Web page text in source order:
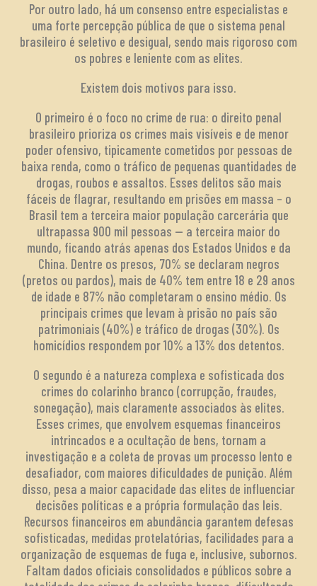
Por outro lado, há um consenso entre especialistas e
uma forte percepção pública de que o sistema penal
brasileiro é seletivo e desigual, sendo mais rigoroso com
os pobres e leniente com as elites.
Existem dois motivos para isso.
O primeiro é o foco no crime de rua: o direito penal
brasileiro prioriza os crimes mais visíveis e de menor
poder ofensivo, tipicamente cometidos por pessoas de
baixa renda, como o tráfico de pequenas quantidades de
drogas, roubos e assaltos. Esses delitos são mais
fáceis de flagrar, resultando em prisões em massa – o
Brasil tem a terceira maior população carcerária que
ultrapassa 900 mil pessoas — a terceira maior do
mundo, ficando atrás apenas dos Estados Unidos e da
China. Dentre os presos, 70% se declaram negros
(pretos ou pardos), mais de 40% tem entre 18 e 29 anos
de idade e 87% não completaram o ensino médio. Os
principais crimes que levam à prisão no país são
patrimoniais (40%) e tráfico de drogas (30%). Os
homicídios respondem por 10% a 13% dos detentos.
O segundo é a natureza complexa e sofisticada dos
crimes do colarinho branco (corrupção, fraudes,
sonegação), mais claramente associados às elites.
Esses crimes, que envolvem esquemas financeiros
intrincados e a ocultação de bens, tornam a
investigação e a coleta de provas um processo lento e
desafiador, com maiores dificuldades de punição. Além
disso, pesa a maior capacidade das elites de influenciar
decisões políticas e a própria formulação das leis.
Recursos financeiros em abundância garantem defesas
sofisticadas, medidas protelatórias, facilidades para a
organização de esquemas de fuga e, inclusive, subornos.
Faltam dados oficiais consolidados e públicos sobre a